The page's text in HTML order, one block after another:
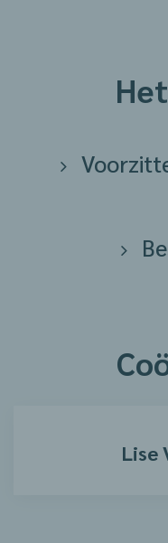
Lise